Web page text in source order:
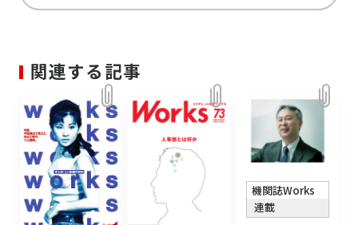
関連する記事
機関誌Works
連載